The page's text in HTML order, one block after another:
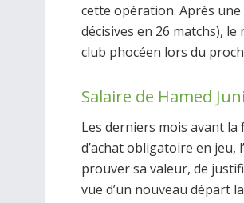
cette opération. Après une
décisives en 26 matchs),
club phocéen lors du
Salaire de Hamed
Les derniers mois avant
d’achat obligatoire en jeu,
prouver sa valeur, de
vue d’un nouveau départ